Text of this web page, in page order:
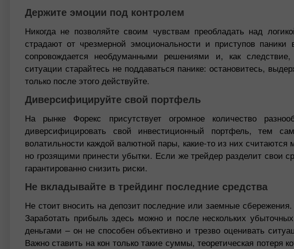
Держите эмоции под контролем
Никогда не позволяйте своим чувствам преобладать над
страдают от чрезмерной эмоциональности и приступов
сопровождается необдуманными решениями и, как
ситуации старайтесь не поддаваться панике: остановитесь,
только после этого действуйте.
Диверсифицируйте свой портфель
На рынке Форекс присутствует огромное количество
диверсифицировать свой инвестиционный портфель, тем
волатильности каждой валютной пары, какие-то из них
но грозящими принести убытки. Если же трейдер разделит свои
гарантированно снизить риски.
Не вкладывайте в трейдинг последние средства
Не стоит вносить на депозит последние или заемные
Заработать прибыль здесь можно и после нескольких
деньгами – он не способен объективно и трезво оценивать
Важно ставить на кон только такие суммы, теоретическая потеря
Клубный бонус